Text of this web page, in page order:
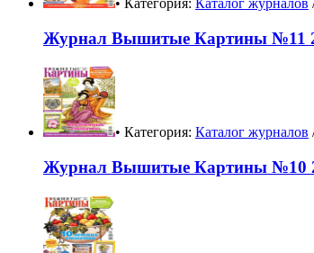
Журнал Вышитые Картины №11
• Категория: Каталог журналов
Журнал Вышитые Картины №10